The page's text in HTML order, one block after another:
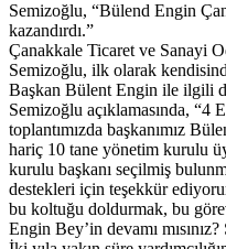
Semizoğlu, “Bülend Engin
kazandırdı.”
Çanakkale Ticaret ve Sanayi
Semizoğlu, ilk olarak
Başkan Bülent Engin ile ilgili
Semizoğlu açıklamasında,
toplantımızda başkanımız
hariç 10 tane yönetim kurulu
kurulu başkanı seçilmiş
destekleri için teşekkür
bu koltuğu doldurmak, bu
Engin Bey’in devamı